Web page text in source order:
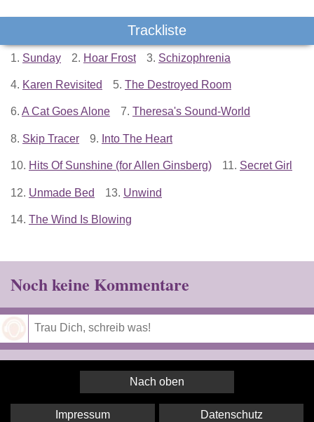
Trackliste
1. Sunday 2. Hoar Frost 3. Schizophrenia
4. Karen Revisited 5. The Destroyed Room
6. A Cat Goes Alone 7. Theresa's Sound-World
8. Skip Tracer 9. Into The Heart
10. Hits Of Sunshine (for Allen Ginsberg) 11. Secret Girl
12. Unmade Bed 13. Unwind
14. The Wind Is Blowing
Noch keine Kommentare
Nach oben
Impressum Datenschutz